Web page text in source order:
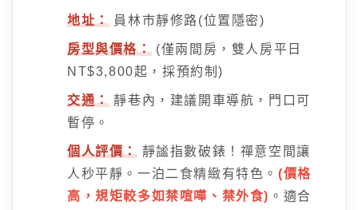
地址：員林市靜修路(位置隱密)
房型與價格：(僅兩間房，雙人房平日
NT$3,800起，採預約制)
交通：靜巷內，建議開車導航，門口可
暫停。
個人評價： 靜謐指數破錶！禪意空間讓
人秒平靜。一泊二食精緻有特色。(價格
高，規矩較多如禁喧嘩、禁外食) 。適合